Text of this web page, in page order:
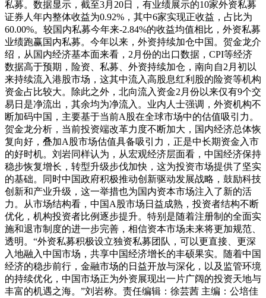
私募。数据显示，截至3月20日，有业绩展示的10家外资私募
证券人年内整体收益为0.92%，其中6家实现正收益，占比为
60.00%。较国内私募今年来-2.84%的收益均值相比，外资私募
业绩跑赢国内私募。今年以来，外资持续加仓中国。贺金龙介
绍，从国内经济基本面来看，2月份的出口数据，CPI等经济
数据高于预期，险资、私募、外资持续加仓，南向自2月初以
来持续流入港股市场，这其中流入高股息红利股的险资等机构
资金占比较大。除此之外，北向流入资金2月份以来仅有9个交
易日是净流出，其余均为净流入。业内人士强调，外资机构不
断加码中国，主要基于当前A股在全球市场中的估值吸引力。
贺金龙分析，当前投资端改革力度不断加大，国内经济总体恢
复向好，叠加A股市场估值具备吸引力，正是中长期资金入市
的好时机。刘岩同样认为，从宏观经济层面看，中国经济保持
稳步恢复增长，转型升级步伐加快，这为投资市场提供了坚实
的基础。同时中国政府积极推动创新驱动发展战略，鼓励科技
创新和产业升级，这一举措也为国内资本市场注入了新的活
力。从市场结构看，中国A股市场日益成熟，投资者结构不断
优化，机构投资者比例逐步提升。特别是随着注册制的全面实
施和退市制度的进一步完善，相信资本市场未来将更加规范、
透明。“外资私募积极设立独资私募团队，可以更直接、更深
入地融入中国市场，共享中国经济增长的丰硕果实。随着中国
经济的稳步前行，金融市场的日益开放与深化，以及监管环境
的持续优化，中国市场正为外资展现出一片广阔的投资天地与
丰富的机遇之海。”刘岩称。责任编辑：徐芸茜 主编：公培佳